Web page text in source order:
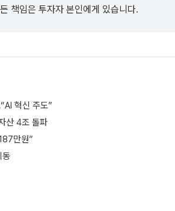
책임은 투자자 본인에게 있습니다.
혁신 주도”
산 4조 돌파
만원”
동